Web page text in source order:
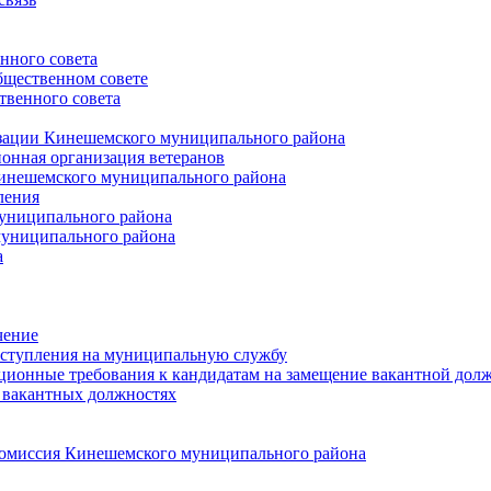
совета
совете
совета
Кинешемского муниципального района
организация ветеранов
муниципального района
района
района
на муниципальную службу
требования к кандидатам на замещение вакантной
должностях
Кинешемского муниципального района